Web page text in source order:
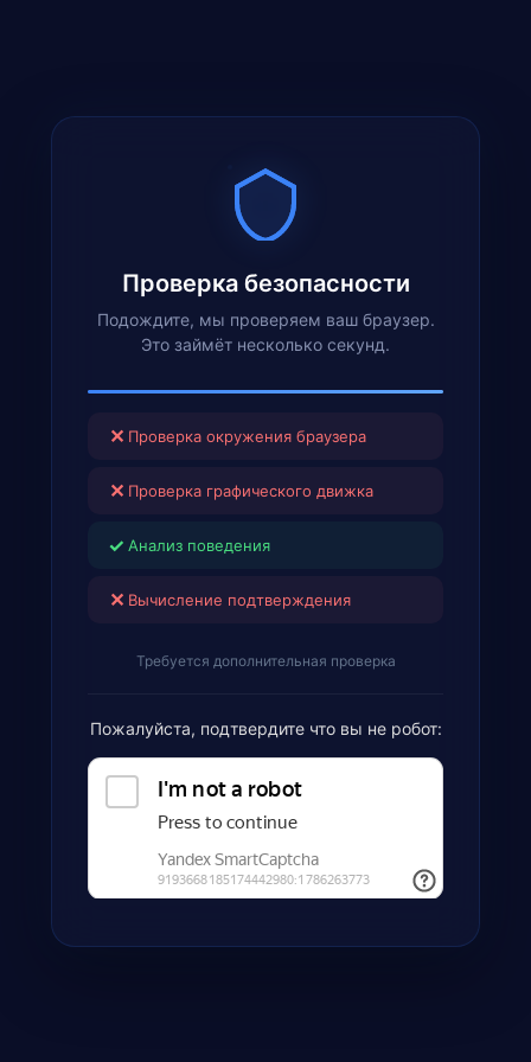
Проверка безопасности
Подождите, мы проверяем ваш браузер.
Это займёт несколько секунд.
✕ Проверка окружения браузера
✕ Проверка графического движка
✓ Анализ поведения
✕ Вычисление подтверждения
Требуется дополнительная проверка
Пожалуйста, подтвердите что вы не робот: